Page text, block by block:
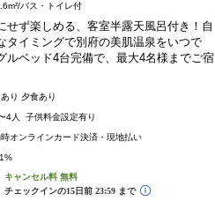
バス・トイレ付
せず楽しめる、客室半露天風呂付き！自
タイミングで別府の美肌温泉をいつで
ルベッド4台完備で、最大4名様までご宿
り 夕食あり
4人 子供料金設定有り
オンラインカード決済・現地払い
1%